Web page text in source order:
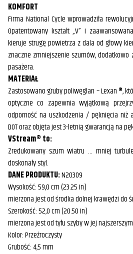
KOMFORT
Firma National Cycle wprowadziła
Opatentowany kształt „V” i
kieruje strugę powietrza z dala od głowy
znaczne zmniejszenie szumów,
pasażera.
MATERIAŁ
Zastosowano gruby poliwęglan – Lexan ®,
optyczne co zapewnia wyjątkową
odporność na uszkodzenia / pęknięcia niż
DOT oraz objęta jest 3-letnią gwarancją na
VStream® to:
Zredukowany szum wiatru … mniej
doskonały styl.
DANE PRODUKTU:N20309
Wysokość: 59,0 cm (23.25 in)
mierzona jest od środka dolnej krawędzi do
Szerokość: 52,0 cm (20.50 in)
mierzona jest od tyłu szyby w jej
Kolor: Przeźroczysty
Grubość: 4,5 mm